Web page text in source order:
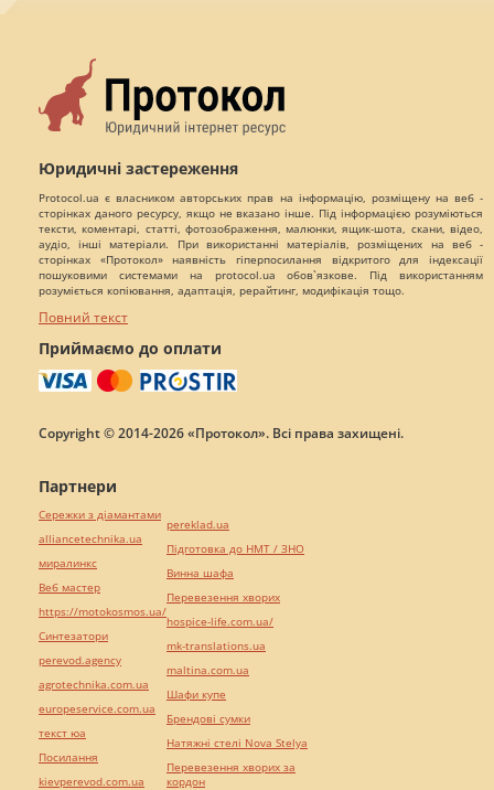
Юридичні застереження
Protocol.ua є власником авторських прав на інформацію, розміщену на веб -
сторінках даного ресурсу, якщо не вказано інше. Під інформацією розуміються
тексти, коментарі, статті, фотозображення, малюнки, ящик-шота, скани, відео,
аудіо, інші матеріали. При використанні матеріалів, розміщених на веб -
сторінках «Протокол» наявність гіперпосилання відкритого для індексації
пошуковими системами на protocol.ua обов`язкове. Під використанням
розуміється копіювання, адаптація, рерайтинг, модифікація тощо.
Повний текст
Приймаємо до оплати
Copyright © 2014-2026 «Протокол». Всі права захищені.
Партнери
Сережки з діамантами
alliancetechnika.ua
миралинкс
Веб мастер
https://motokosmos.ua/
Синтезатори
perevod.agency
agrotechnika.com.ua
europeservice.com.ua
текст юа
Посилання
kievperevod.com.ua
pereklad.ua
Підготовка до НМТ / ЗНО
Винна шафа
Перевезення хворих
hospice-life.com.ua/
mk-translations.ua
maltina.com.ua
Шафи купе
Брендові сумки
Натяжні стелі Nova Stelya
Перевезення хворих за
кордон